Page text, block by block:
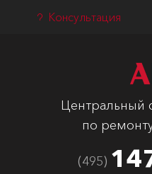
Консультация
Центральный
по
(495)